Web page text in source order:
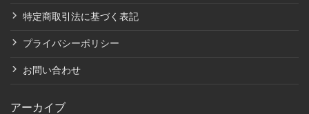
特定商取引法に基づく表記
プライバシーポリシー
お問い合わせ
アーカイブ